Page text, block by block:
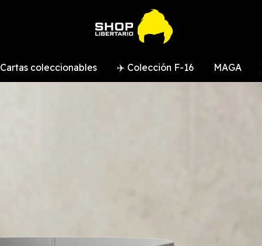
Cartas coleccionables ✈️ Colección F-16 MAGA